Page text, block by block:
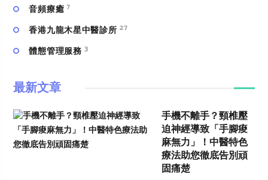
⾳頻療癒 7
香港九龍木星中醫診所 27
體態管理服務 3
最新文章
手機不離手？頸椎壓
迫神經導致「手腳痠
麻無力」！中醫特色
療法助您徹底告別頑
固痛楚